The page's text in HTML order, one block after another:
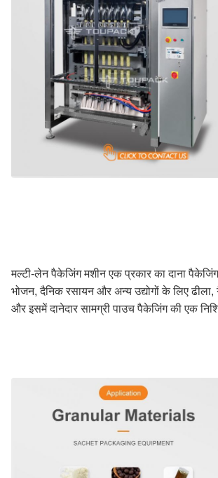
मल्टी-लेन पैकेजिंग मशीन एक प्रकार का दाना
भोजन, दैनिक रसायन और अन्य उद्योगों के लिए ढीला,
और इसमें दानेदार सामग्री पाउच पैकेजिंग की एक